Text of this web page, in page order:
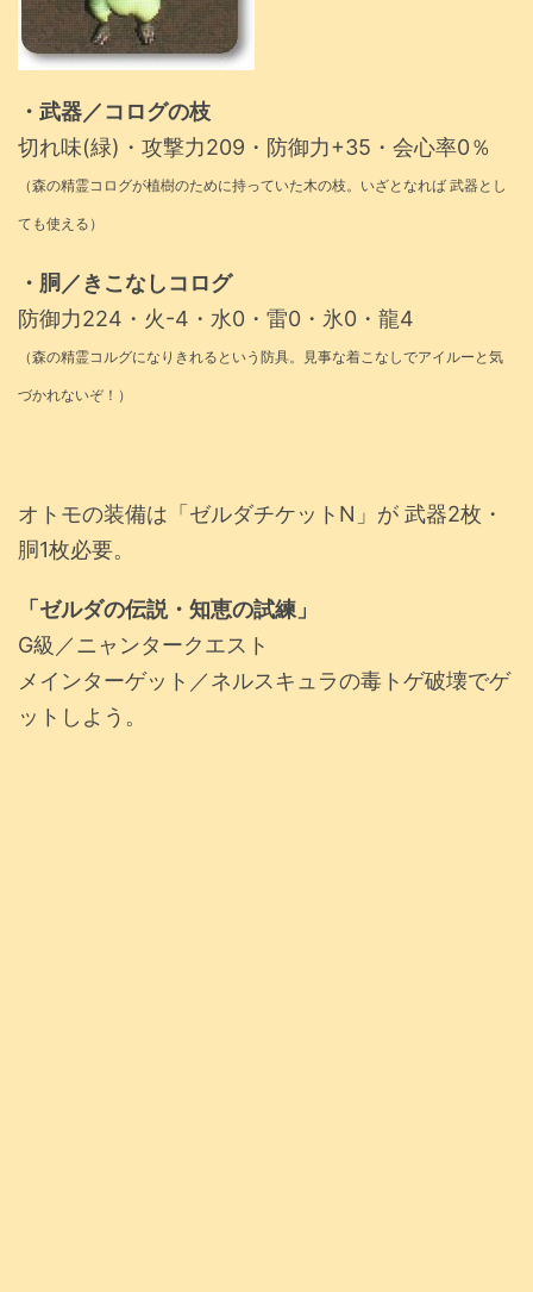
・武器／コログの枝
切れ味(緑)・攻撃力209・防御力+35・会心率0％
（森の精霊コログが植樹のために持っていた木の枝。いざとなれば 武器とし
ても使える）
・胴／きこなしコログ
防御力224・火-4・水0・雷0・氷0・龍4
（森の精霊コルグになりきれるという防具。見事な着こなしでアイルーと気
づかれないぞ！）
オトモの装備は「ゼルダチケットN」が 武器2枚・
胴1枚必要。
「ゼルダの伝説・知恵の試練」
G級／ニャンタークエスト
メインターゲット／ネルスキュラの毒トゲ破壊でゲ
ットしよう。